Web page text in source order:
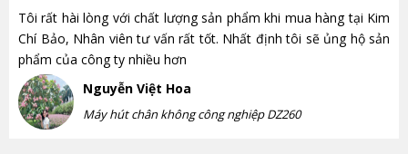
Tôi rất hài lòng với chất lượng sản phẩm khi mua hàng tại Kim
Chí Bảo, Nhân viên tư vấn rất tốt. Nhất định tôi sẽ ủng hộ sản
phẩm của công ty nhiều hơn
Nguyễn Việt Hoa
Máy hút chân không công nghiệp DZ260